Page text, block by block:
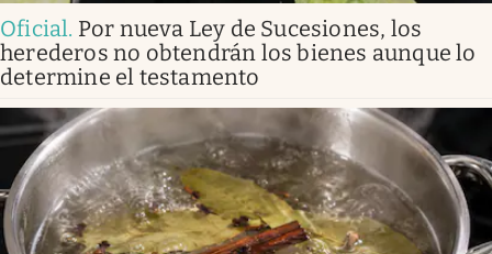
Oficial. Por nueva Ley de Sucesiones, los
herederos no obtendrán los bienes aunque lo
determine el testamento